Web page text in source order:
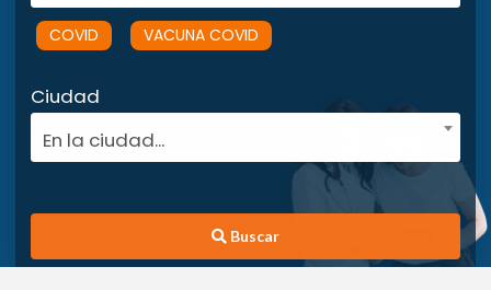
COVID VACUNA COVID
Ciudad
En la ciudad...
Buscar